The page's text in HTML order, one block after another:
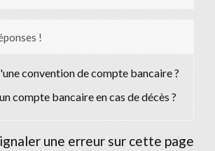
!
convention de compte bancaire ?
compte bancaire en cas de décès ?
une erreur sur cette page